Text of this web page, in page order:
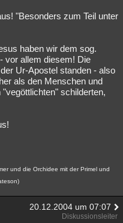
"Besonders zum Teil unter
haben wir dem sog.
vor allem diesem! Die
Ur-Apostel standen - also
als den Menschen und
schilderten,
und die Orchidee mit der Primel und
20.12.2004 um 07:07
Diskussionsleiter